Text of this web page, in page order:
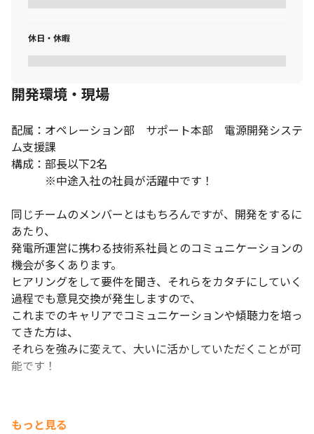
休日・休暇
開発環境・現場
配属：オペレーション部　サポート本部　電源開発システ
ム支援課
構成：部長以下2名
※中途入社の社員が活躍中です！
同じチームのメンバーとはもちろんですが、開発をするに
あたり、
発電所運営に携わる技術系社員とのコミュニケーションの
機会が多くあります。
ヒアリングをして要件を聞き、それらをカタチにしていく
過程でも意見交換が発生しますので、
これまでのキャリアでコミュニケーションや傾聴力を培っ
てきた方は、
それらを強みに変えて、大いに活かしていただくことが可
能です！
もっと見る